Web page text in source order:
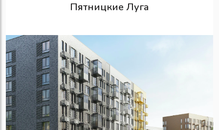
Пятницкие Луга